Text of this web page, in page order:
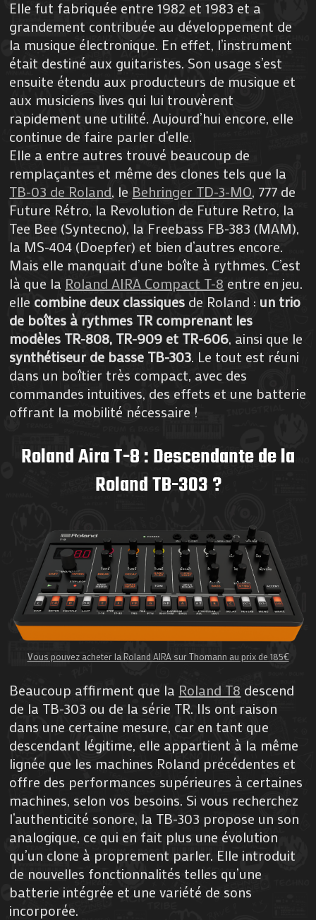
Elle fut fabriquée entre 1982 et 1983 et a
grandement contribuée au développement de
la musique électronique. En effet, l’instrument
était destiné aux guitaristes. Son usage s’est
ensuite étendu aux producteurs de musique et
aux musiciens lives qui lui trouvèrent
rapidement une utilité. Aujourd’hui encore, elle
continue de faire parler d’elle.
Elle a entre autres trouvé beaucoup de
remplaçantes et même des clones tels que la
TB-03 de Roland, le Behringer TD-3-MO, 777 de
Future Rétro, la Revolution de Future Retro, la
Tee Bee (Syntecno), la Freebass FB-383 (MAM),
la MS-404 (Doepfer) et bien d’autres encore.
Mais elle manquait d’une boîte à rythmes. C’est
là que la Roland AIRA Compact T-8 entre en jeu.
elle combine deux classiques de Roland : un trio
de boîtes à rythmes TR comprenant les
modèles TR-808, TR-909 et TR-606, ainsi que le
synthétiseur de basse TB-303. Le tout est réuni
dans un boîtier très compact, avec des
commandes intuitives, des effets et une batterie
offrant la mobilité nécessaire !
Roland Aira T-8 : Descendante de la
Roland TB-303 ?
Vous pouvez acheter la Roland AIRA sur Thomann au prix de 185€
Beaucoup affirment que la Roland T8 descend
de la TB-303 ou de la série TR. Ils ont raison
dans une certaine mesure, car en tant que
descendant légitime, elle appartient à la même
lignée que les machines Roland précédentes et
offre des performances supérieures à certaines
machines, selon vos besoins. Si vous recherchez
l’authenticité sonore, la TB-303 propose un son
analogique, ce qui en fait plus une évolution
qu’un clone à proprement parler. Elle introduit
de nouvelles fonctionnalités telles qu’une
batterie intégrée et une variété de sons
incorporée.